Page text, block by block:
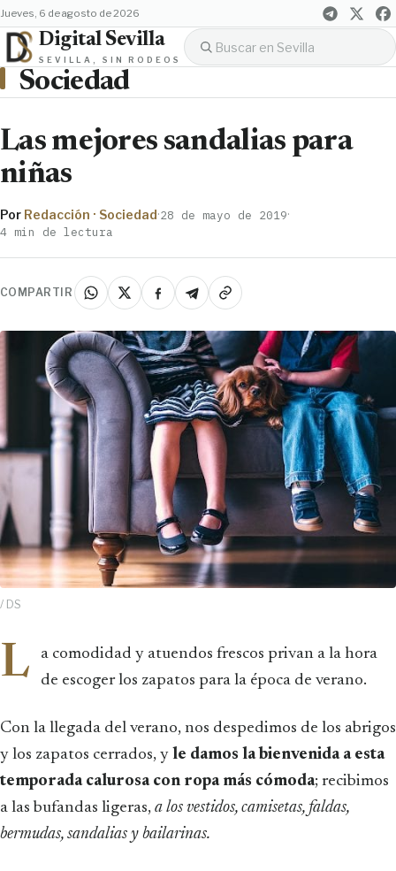
jueves, 6 de agosto de 2026
Digital Sevilla
SEVILLA, SIN RODEOS
Sociedad
Las mejores sandalias para
niñas
Por Redacción · Sociedad·28 de mayo de 2019·
4 min de lectura
COMPARTIR
/ DS
L
a comodidad y atuendos frescos privan a la hora
de escoger los zapatos para la época de verano.
Con la llegada del verano, nos despedimos de los abrigos
y los zapatos cerrados, y le damos la bienvenida a esta
temporada calurosa con ropa más cómoda; recibimos
a las bufandas ligeras, a los vestidos, camisetas, faldas,
bermudas, sandalias y bailarinas.